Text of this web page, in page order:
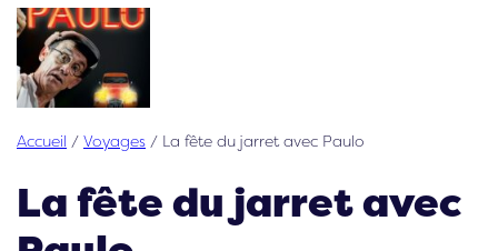
Accueil / Voyages / La fête du jarret avec Paulo
La fête du jarret avec